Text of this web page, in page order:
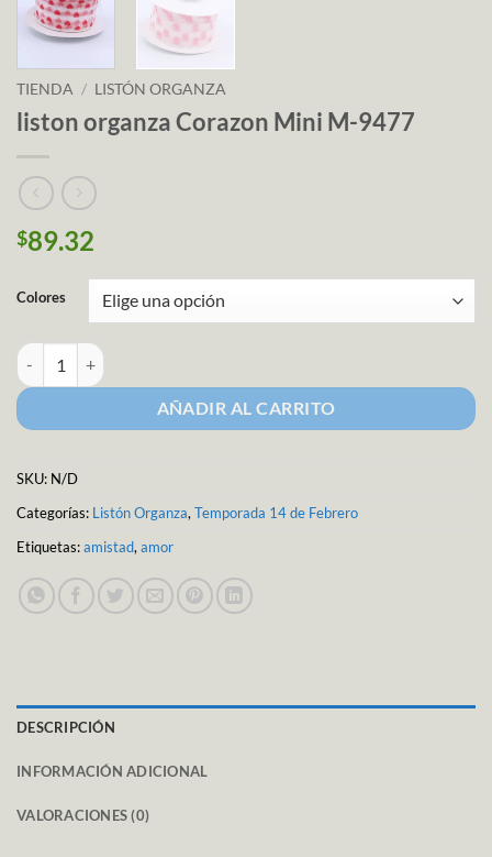
TIENDA / LISTÓN ORGANZA
liston organza Corazon Mini M-9477
$89.32
Colores
liston organza Corazon Mini M-9477 cantidad
AÑADIR AL CARRITO
SKU: N/D
Categorías: Listón Organza,Temporada 14 de Febrero
Etiquetas:amistad,amor
DESCRIPCIÓN
INFORMACIÓN ADICIONAL
VALORACIONES (0)